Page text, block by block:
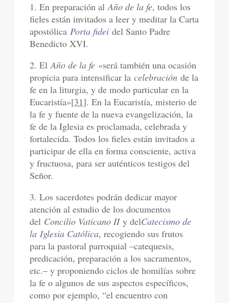
1. En preparación alAño de la fe, todos los
fieles están invitados a leer y meditar la Carta
apostólicaPorta fidei del Santo Padre
Benedicto XVI.
2. ElAño de la fe «será también una ocasión
propicia para intensificar lacelebración de la
fe en la liturgia, y de modo particular en la
Eucaristía»[31]. En la Eucaristía, misterio de
la fe y fuente de la nueva evangelización, la
fe de la Iglesia es proclamada, celebrada y
fortalecida. Todos los fieles están invitados a
participar de ella en forma consciente, activa
y fructuosa, para ser auténticos testigos del
Señor.
3. Los sacerdotes podrán dedicar mayor
atención al estudio de los documentos
del Concilio Vaticano IIy delCatecismo de
la Iglesia Católica, recogiendo sus frutos
para la pastoral parroquial –catequesis,
predicación, preparación a los sacramentos,
etc.– y proponiendo ciclos de homilías sobre
la fe o algunos de sus aspectos específicos,
como por ejemplo, “el encuentro con